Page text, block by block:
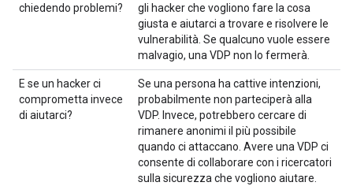
chiedendo problemi?
gli hacker che vogliono fare la cosa
giusta e aiutarci a trovare e risolvere le
vulnerabilità. Se qualcuno vuole essere
malvagio, una VDP non lo fermerà.
E se un hacker ci
comprometta invece
di aiutarci?
Se una persona ha cattive intenzioni,
probabilmente non parteciperà alla
VDP. Invece, potrebbero cercare di
rimanere anonimi il più possibile
quando ci attaccano. Avere una VDP ci
consente di collaborare con i ricercatori
sulla sicurezza che vogliono aiutare.